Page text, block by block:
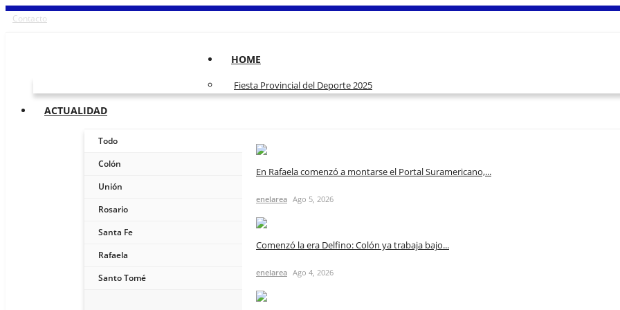
Contacto
HOME
Fiesta Provincial del Deporte 2025
ACTUALIDAD
Todo
Colón
Unión
Rosario
Santa Fe
Rafaela
Santo Tomé
En Rafaela comenzó a montarse el Portal Suramericano,...
enelarea Ago 5, 2026
Comenzó la era Delfino: Colón ya trabaja bajo...
enelarea Ago 4, 2026